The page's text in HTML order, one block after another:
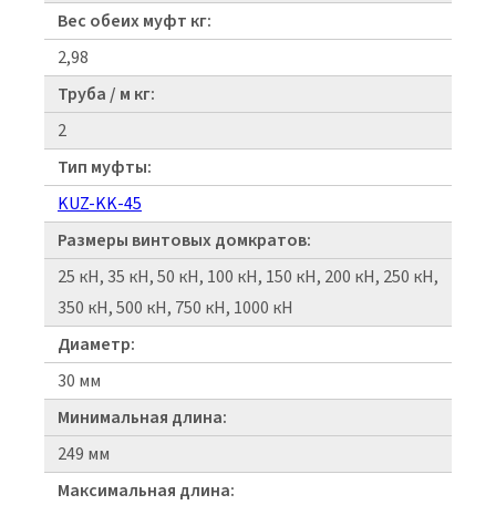
Вес обеих муфт кг:
2,98
Труба / м кг:
2
Тип муфты:
KUZ-KK-45
Размеры винтовых домкратов:
25 кН, 35 кН, 50 кН, 100 кН, 150 кН, 200 кН, 250 кН,
350 кН, 500 кН, 750 кН, 1000 кН
Диаметр:
30 мм
Минимальная длина:
249 мм
Максимальная длина: